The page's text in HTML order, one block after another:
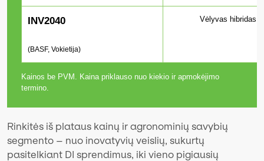
INV2040
(BASF, Vokietija)
Vėlyvas hibridas
Kainos be PVM. Kaina priklauso nuo kiekio ir apmokėjimo
termino.
Rinkitės iš plataus kainų ir agronominių savybių
segmento – nuo inovatyvių veislių, sukurtų
pasitelkiant DI sprendimus, iki vieno pigiausių